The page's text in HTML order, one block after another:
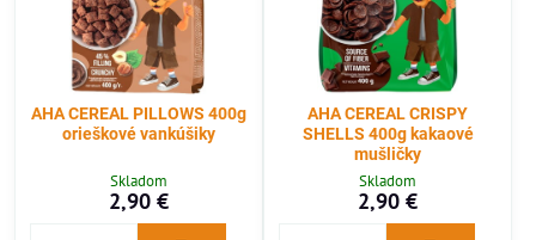
AHA CEREAL PILLOWS 400g
orieškové vankúšiky
Skladom
2,90 €
AHA CEREAL CRISPY
SHELLS 400g kakaové
mušličky
Skladom
2,90 €